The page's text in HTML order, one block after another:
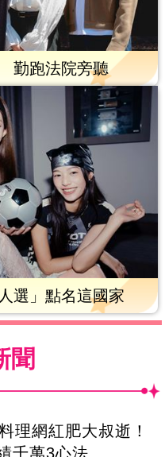
勤跑法院旁聽
選」點名這國家
聞
理網紅肥大叔逝！
千萬3心法